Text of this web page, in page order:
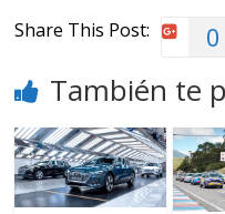
Share This Post: 0
También te